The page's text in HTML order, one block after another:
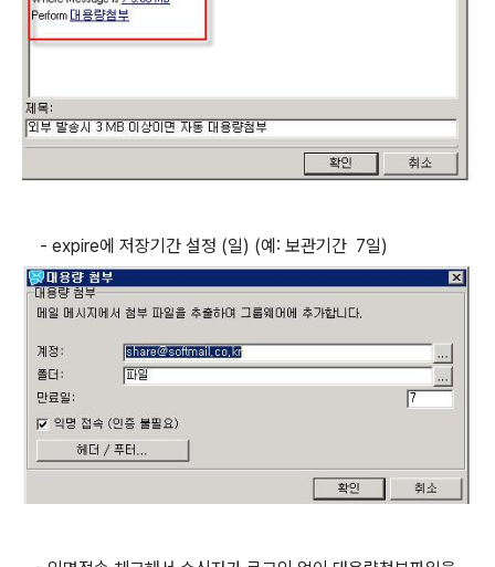
- expire에 저장기간 설정 (일) (예: 보관기간 7일)